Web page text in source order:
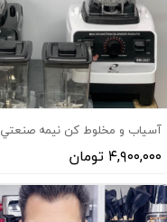
آسياب و مخلوط كن نيمه صنعتيBm72
۴,۹۰۰,۰۰۰ تومان